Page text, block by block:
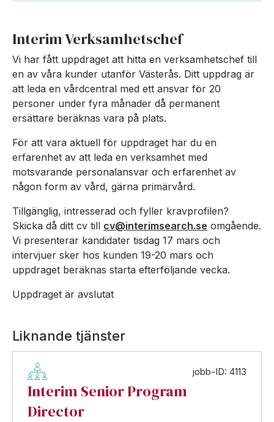
Interim Verksamhetschef
Vi har fått uppdraget att hitta en verksamhetschef till
en av våra kunder utanför Västerås. Ditt uppdrag är
att leda en vårdcentral med ett ansvar för 20
personer under fyra månader då permanent
ersättare beräknas vara på plats.
För att vara aktuell för uppdraget har du en
erfarenhet av att leda en verksamhet med
motsvarande personalansvar och erfarenhet av
någon form av vård, gärna primärvård.
Tillgänglig, intresserad och fyller kravprofilen?
Skicka då ditt cv till cv@interimsearch.se omgående.
Vi presenterar kandidater tisdag 17 mars och
intervjuer sker hos kunden 19-20 mars och
uppdraget beräknas starta efterföljande vecka.
Uppdraget är avslutat
Liknande tjänster
jobb-ID: 4113
Interim Senior Program
Director